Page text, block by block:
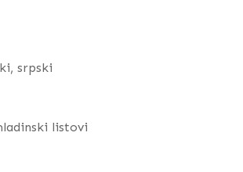
srpski
listovi